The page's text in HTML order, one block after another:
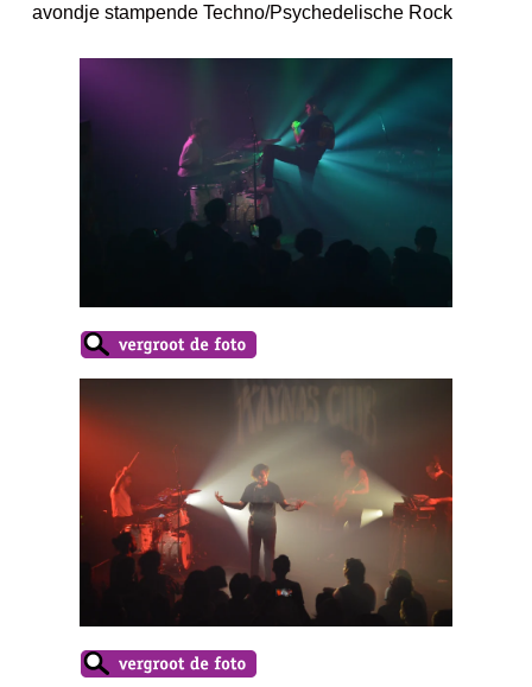
avondje stampende Techno/Psychedelische Rock